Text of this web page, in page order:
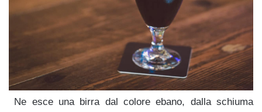
Ne esce una birra dal colore ebano, dalla schiuma